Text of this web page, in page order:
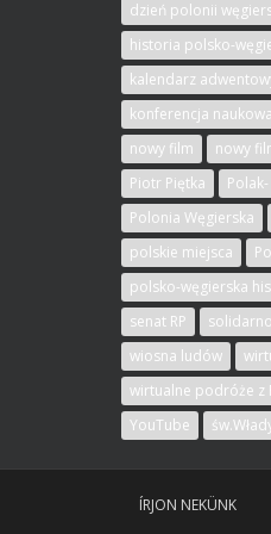
dzień polonii
historia polsko-
kalendarz
konferencja naukowa
nowy film
nowy
Piotr Piętka
Polonia Węgierska
polskie miejsca
polsko-węgierska
senat RP
wiosna ludów
wirtualne podróże z
YouTube
ÍRJON NEKÜNK